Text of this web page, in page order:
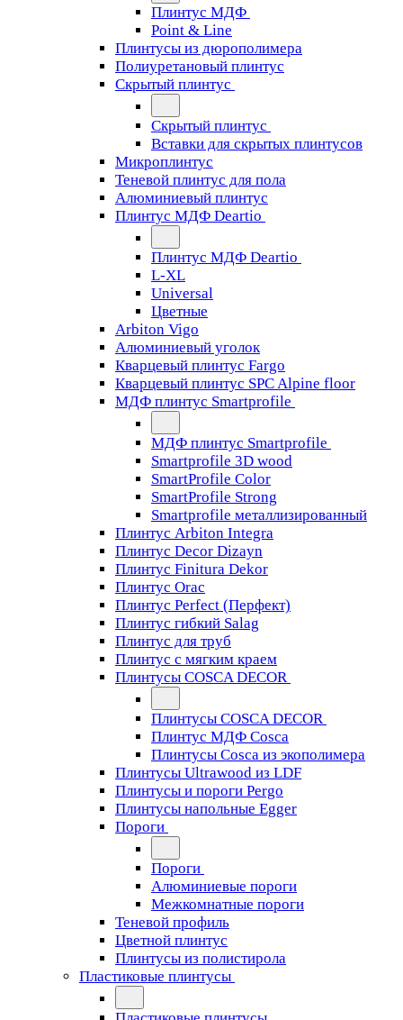
Плинтус МДФ
Point & Line
Плинтусы из дюрополимера
Полиуретановый плинтус
Скрытый плинтус
Скрытый плинтус
Вставки для скрытых плинтусов
Микроплинтус
Теневой плинтус для пола
Алюминиевый плинтус
Плинтус МДФ Deartio
Плинтус МДФ Deartio
L-XL
Universal
Цветные
Arbiton Vigo
Алюминиевый уголок
Кварцевый плинтус Fargo
Кварцевый плинтус SPC Alpine floor
МДФ плинтус Smartprofile
МДФ плинтус Smartprofile
Smartprofile 3D wood
SmartProfile Color
SmartProfile Strong
Smartprofile металлизированный
Плинтус Arbiton Integra
Плинтус Decor Dizayn
Плинтус Finitura Dekor
Плинтус Orac
Плинтус Perfect (Перфект)
Плинтус гибкий Salag
Плинтус для труб
Плинтус с мягким краем
Плинтусы COSCA DECOR
Плинтусы COSCA DECOR
Плинтус МДФ Cosca
Плинтусы Cosca из экополимера
Плинтусы Ultrawood из LDF
Плинтусы и пороги Pergo
Плинтусы напольные Egger
Пороги
Пороги
Алюминиевые пороги
Межкомнатные пороги
Теневой профиль
Цветной плинтус
Плинтусы из полистирола
Пластиковые плинтусы